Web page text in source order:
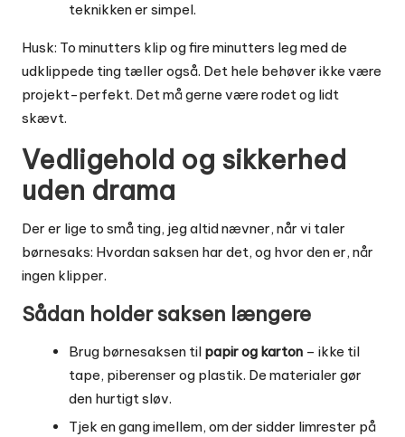
teknikken er simpel.
Husk: To minutters klip og fire minutters leg med de
udklippede ting tæller også. Det hele behøver ikke være
projekt-perfekt. Det må gerne være rodet og lidt
skævt.
Vedligehold og sikkerhed
uden drama
Der er lige to små ting, jeg altid nævner, når vi taler
børnesaks: Hvordan saksen har det, og hvor den er, når
ingen klipper.
Sådan holder saksen længere
Brug børnesaksen til papir og karton – ikke til
tape, piberenser og plastik. De materialer gør
den hurtigt sløv.
Tjek en gang imellem, om der sidder limrester på